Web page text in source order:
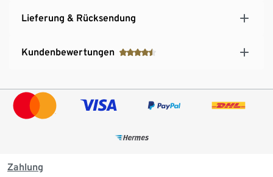
Lieferung & Rücksendung
Kundenbewertungen
Zahlung